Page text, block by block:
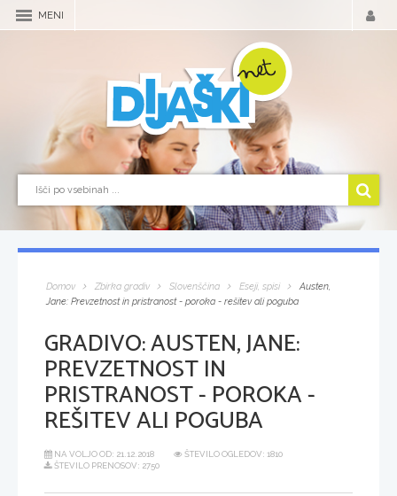
MENI
Domov Zbirka gradiv Slovenščina Eseji, spisi
Austen,
Jane: Prevzetnost in pristranost - poroka - rešitev ali poguba
GRADIVO:AUSTEN, JANE:
PREVZETNOST IN
PRISTRANOST - POROKA -
REŠITEV ALI POGUBA
NA VOLJO OD: 21.12.2018
ŠTEVILO OGLEDOV: 1810
ŠTEVILO PRENOSOV: 2750